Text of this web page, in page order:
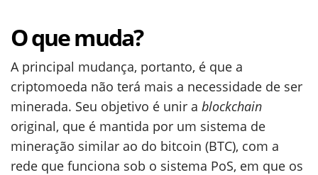
O que muda?
A principal mudança, portanto, é que a
criptomoeda não terá mais a necessidade de ser
minerada. Seu objetivo é unir a blockchain
original, que é mantida por um sistema de
mineração similar ao do bitcoin (BTC), com a
rede que funciona sob o sistema PoS, em que os